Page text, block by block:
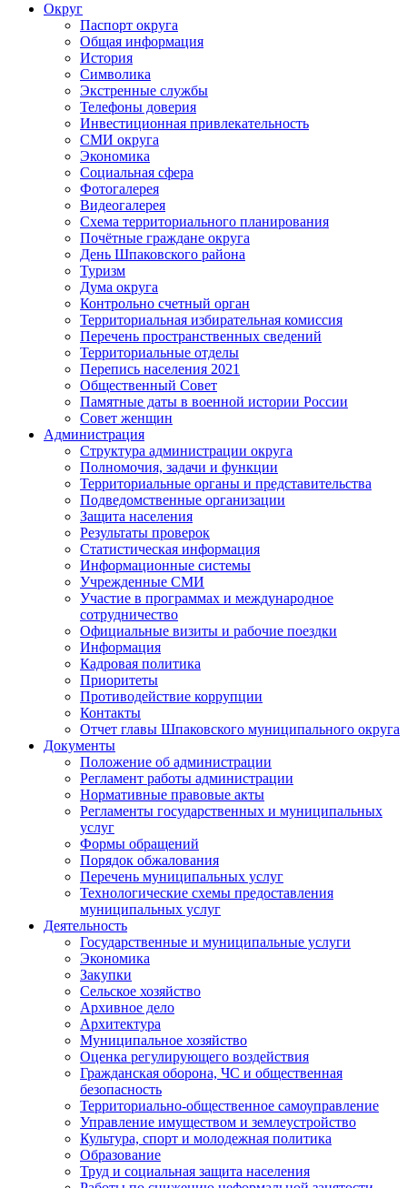
Округ
Паспорт округа
Общая информация
История
Символика
Экстренные службы
Телефоны доверия
Инвестиционная привлекательность
СМИ округа
Экономика
Социальная сфера
Фотогалерея
Видеогалерея
Схема территориального планирования
Почётные граждане округа
День Шпаковского района
Туризм
Дума округа
Контрольно счетный орган
Территориальная избирательная комиссия
Перечень пространственных сведений
Территориальные отделы
Перепись населения 2021
Общественный Совет
Памятные даты в военной истории России
Совет женщин
Администрация
Структура администрации округа
Полномочия, задачи и функции
Территориальные органы и представительства
Подведомственные организации
Защита населения
Результаты проверок
Статистическая информация
Информационные системы
Учрежденные СМИ
Участие в программах и международное
сотрудничество
Официальные визиты и рабочие поездки
Информация
Кадровая политика
Приоритеты
Противодействие коррупции
Контакты
Отчет главы Шпаковского муниципального округа
Документы
Положение об администрации
Регламент работы администрации
Нормативные правовые акты
Регламенты государственных и муниципальных
услуг
Формы обращений
Порядок обжалования
Перечень муниципальных услуг
Технологические схемы предоставления
муниципальных услуг
Деятельность
Государственные и муниципальные услуги
Экономика
Закупки
Сельское хозяйство
Архивное дело
Архитектура
Муниципальное хозяйство
Оценка регулирующего воздействия
Гражданская оборона, ЧС и общественная
безопасность
Территориально-общественное самоуправление
Управление имуществом и землеустройство
Культура, спорт и молодежная политика
Образование
Труд и социальная защита населения